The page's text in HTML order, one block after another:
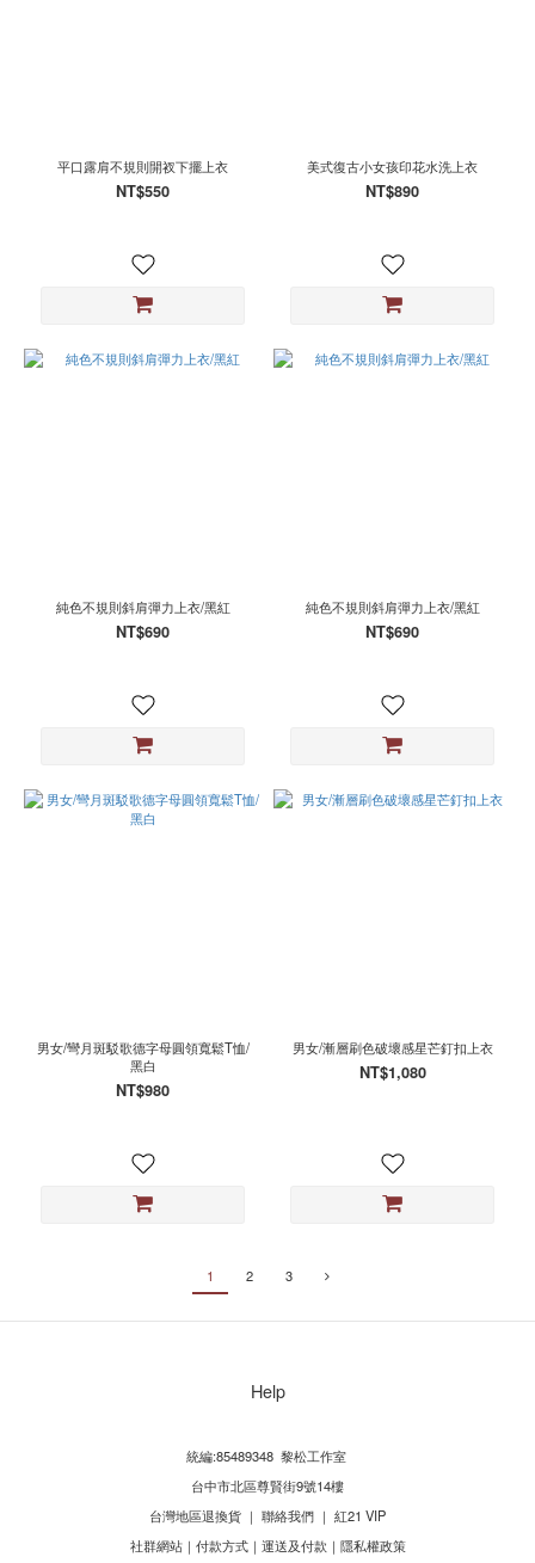
平口露肩不規則開衩下擺上衣
NT$550
美式復古小女孩印花水洗上衣
NT$890
純色不規則斜肩彈力上衣/黑紅
NT$690
純色不規則斜肩彈力上衣/黑紅
NT$690
男女/彎月斑駁歌德字母圓領寬鬆T恤/
黑白
NT$980
男女/漸層刷色破壞感星芒釘扣上衣
NT$1,080
1 2 3
Help
統編:85489348 黎松工作室
台中市北區尊賢街9號14樓
台灣地區退換貨 ｜ 聯絡我們 ｜ 紅21 VIP
社群網站｜ 付款方式｜ 運送及付款 ｜ 隱私權政策